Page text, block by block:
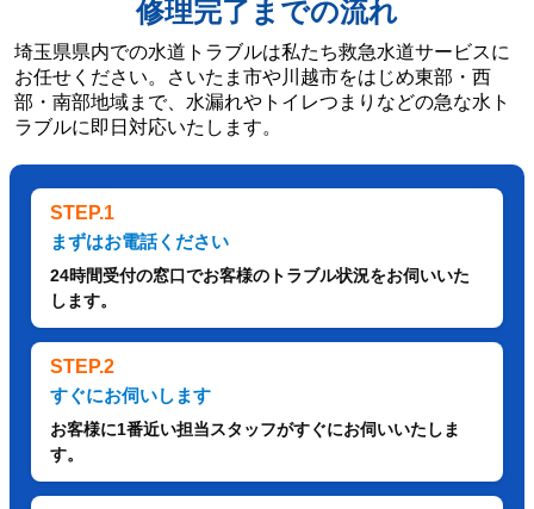
修理完了までの流れ
埼玉県県内での水道トラブルは私たち救急水道サービスに
お任せください。さいたま市や川越市をはじめ東部・西
部・南部地域まで、水漏れやトイレつまりなどの急な水ト
ラブルに即日対応いたします。
STEP.1
まずはお電話ください
24時間受付の窓口でお客様のトラブル状況をお伺いいた
します。
STEP.2
すぐにお伺いします
お客様に1番近い担当スタッフがすぐにお伺いいたしま
す。